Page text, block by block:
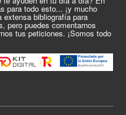
para todo esto... ¡y mucho
bibliografía para
pero puedes comentarnos
tus peticiones. ¡Somos todo